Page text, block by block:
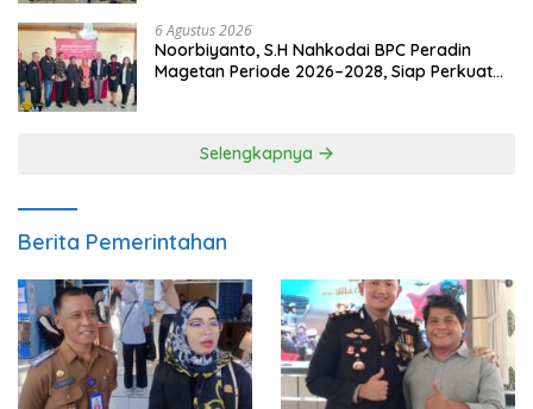
6 Agustus 2026
Noorbiyanto, S.H Nahkodai BPC Peradin
Magetan Periode 2026–2028, Siap Perkuat
Selengkapnya
Berita Pemerintahan